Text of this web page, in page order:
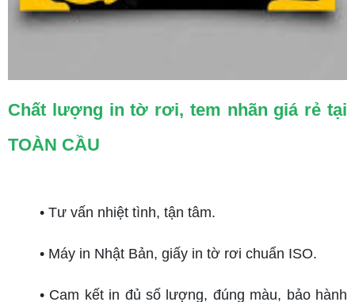
Chất lượng in tờ rơi, tem nhãn giá rẻ tại
TOÀN CẦU
• Tư vấn nhiệt tình, tận tâm.
• Máy in Nhật Bản, giấy in tờ rơi chuẩn ISO.
• Cam kết in đủ số lượng, đúng màu, bảo hành